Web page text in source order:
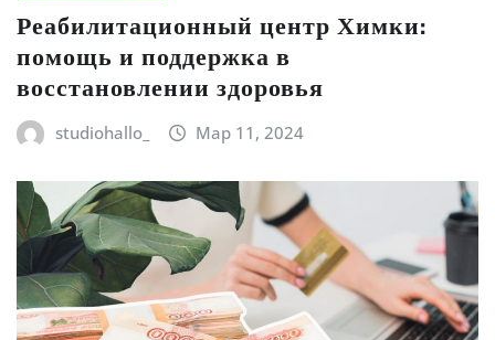
Реабилитационный центр Химки:
помощь и поддержка в
восстановлении здоровья
studiohallo_ Мар 11, 2024